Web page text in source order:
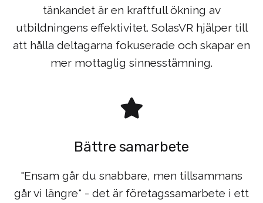
tänkandet är en kraftfull ökning av
utbildningens effektivitet. SolasVR hjälper till
att hålla deltagarna fokuserade och skapar en
mer mottaglig sinnesstämning.
Bättre samarbete
"Ensam går du snabbare, men tillsammans
går vi längre" - det är företagssamarbete i ett